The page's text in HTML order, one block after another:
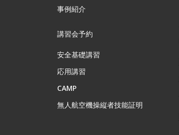
事例紹介
講習会予約
安全基礎講習
応用講習
CAMP
無⼈航空機操縦者技能証明